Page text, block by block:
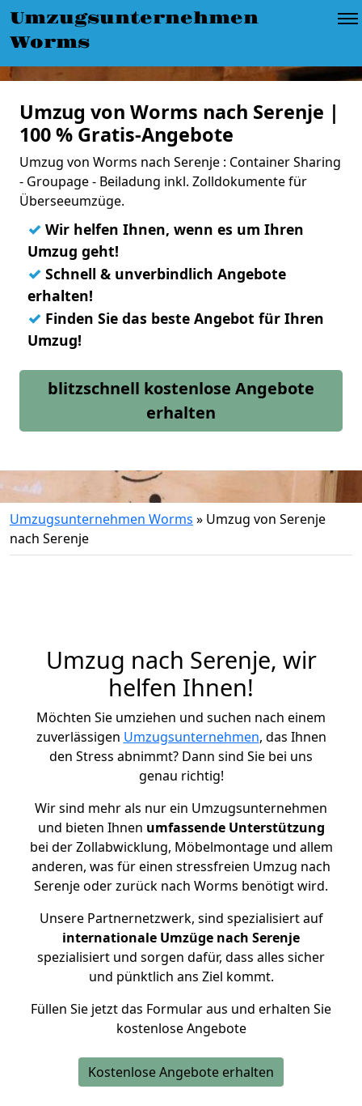
Umzugsunternehmen
Worms
Umzug von Worms nach Serenje |
100 % Gratis-Angebote
Umzug von Worms nach Serenje : Container Sharing
- Groupage - Beiladung inkl. Zolldokumente für
Überseeumzüge.
✓ Wir helfen Ihnen, wenn es um Ihren
Umzug geht!
✓ Schnell & unverbindlich Angebote
erhalten!
✓ Finden Sie das beste Angebot für Ihren
Umzug!
blitzschnell kostenlose Angebote
erhalten
Umzugsunternehmen Worms » Umzug von Serenje
nach Serenje
Umzug nach Serenje, wir
helfen Ihnen!
Möchten Sie umziehen und suchen nach einem
zuverlässigen Umzugsunternehmen, das Ihnen
den Stress abnimmt? Dann sind Sie bei uns
genau richtig!
Wir sind mehr als nur ein Umzugsunternehmen
und bieten Ihnen umfassende Unterstützung
bei der Zollabwicklung, Möbelmontage und allem
anderen, was für einen stressfreien Umzug nach
Serenje oder zurück nach Worms benötigt wird.
Unsere Partnernetzwerk, sind spezialisiert auf
internationale Umzüge nach Serenje
spezialisiert und sorgen dafür, dass alles sicher
und pünktlich ans Ziel kommt.
Füllen Sie jetzt das Formular aus und erhalten Sie
kostenlose Angebote
Kostenlose Angebote erhalten